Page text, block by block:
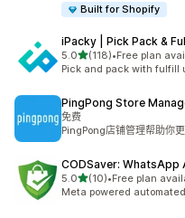
Built for Shopify
iPacky | Pick Pack &
5.0滿分 5 顆星
(118)
共有 118 則評價
•Free plan
Pick and pack with fulfill
PingPong Store
免费
PingPong店铺管理帮助你
CODSaver: WhatsApp
5.0滿分 5 顆星
(10)
共有 10 則評價
•Free plan
Meta powered